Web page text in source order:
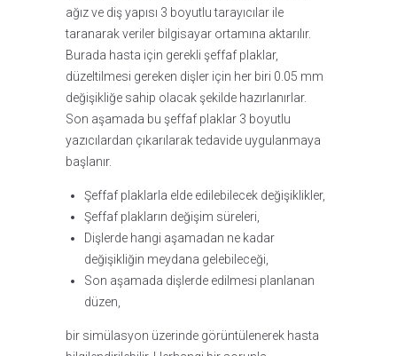
ağız ve diş yapısı 3 boyutlu tarayıcılar ile
taranarak veriler bilgisayar ortamına aktarılır.
Burada hasta için gerekli şeffaf plaklar,
düzeltilmesi gereken dişler için her biri 0.05 mm
değişikliğe sahip olacak şekilde hazırlanırlar.
Son aşamada bu şeffaf plaklar 3 boyutlu
yazıcılardan çıkarılarak tedavide uygulanmaya
başlanır.
Şeffaf plaklarla elde edilebilecek değişiklikler,
Şeffaf plakların değişim süreleri,
Dişlerde hangi aşamadan ne kadar
değişikliğin meydana gelebileceği,
Son aşamada dişlerde edilmesi planlanan
düzen,
bir simülasyon üzerinde görüntülenerek hasta